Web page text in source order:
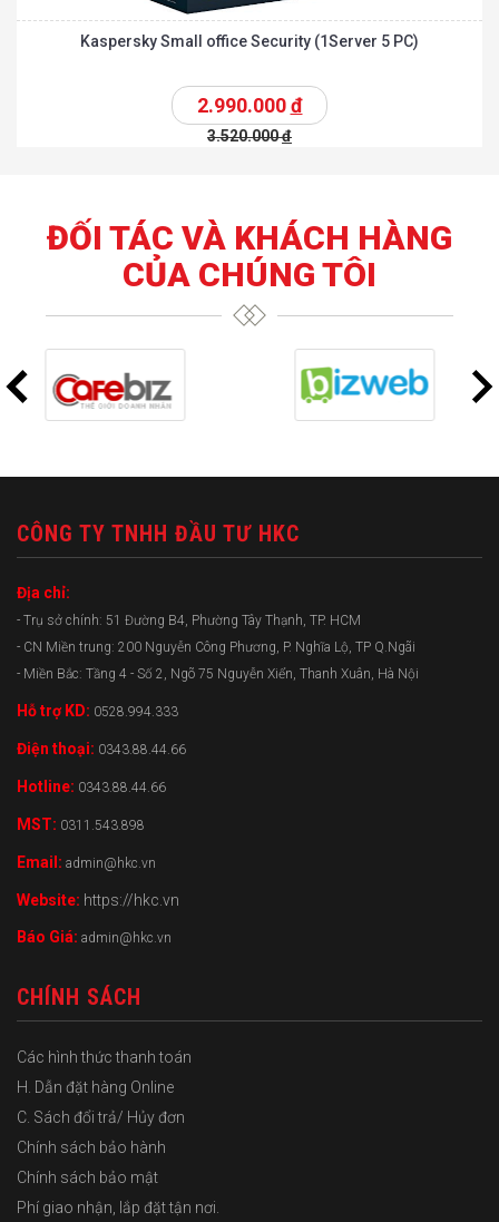
Kaspersky Small office Security (1Server 5 PC)
2.990.000đ
3.520.000đ
ĐỐI TÁC VÀ KHÁCH HÀNG
CỦA CHÚNG TÔI
CÔNG TY TNHH ĐẦU TƯ HKC
Địa chỉ:
- Trụ sở chính: 51 Đường B4, Phường Tây Thạnh, TP. HCM
- CN Miền trung: 200 Nguyễn Công Phương, P. Nghĩa Lộ, TP Q.Ngãi
- Miền Bắc: Tầng 4 - Số 2, Ngõ 75 Nguyễn Xiển, Thanh Xuân, Hà Nội
Hỗ trợ KD: 0528.994.333
Điện thoại: 0343.88.44.66
Hotline: 0343.88.44.66
MST: 0311.543.898
Email: admin@hkc.vn
Website: https://hkc.vn
Báo Giá: admin@hkc.vn
CHÍNH SÁCH
Các hình thức thanh toán
H. Dẫn đặt hàng Online
C. Sách đổi trả/ Hủy đơn
Chính sách bảo hành
Chính sách bảo mật
Phí giao nhận, lắp đặt tận nơi.